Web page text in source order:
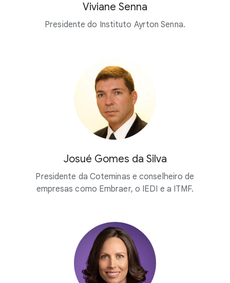
Viviane Senna
Presidente do Instituto Ayrton Senna.
Josué Gomes da Silva
Presidente da Coteminas e conselheiro de
empresas como Embraer, o IEDI e a ITMF.